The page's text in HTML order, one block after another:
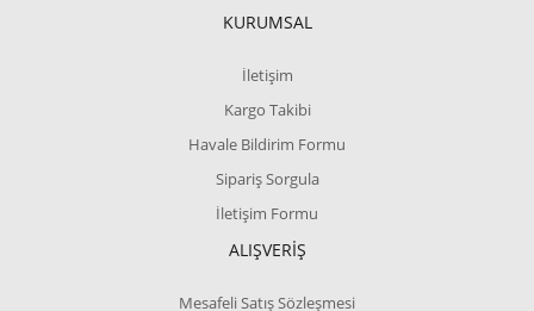
KURUMSAL
İletişim
Kargo Takibi
Havale Bildirim Formu
Sipariş Sorgula
İletişim Formu
ALIŞVERİŞ
Mesafeli Satış Sözleşmesi